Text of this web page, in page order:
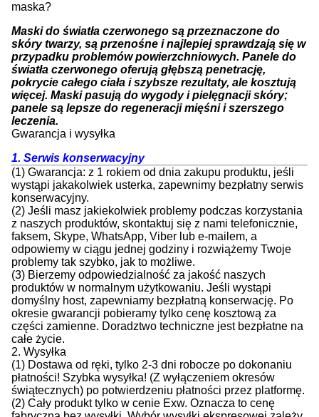
maska?
Maski do światła czerwonego są przeznaczone do
skóry twarzy, są przenośne i najlepiej sprawdzają się w
przypadku problemów powierzchniowych. Panele do
światła czerwonego oferują głębszą penetrację,
pokrycie całego ciała i szybsze rezultaty, ale kosztują
więcej. Maski pasują do wygody i pielęgnacji skóry;
panele są lepsze do regeneracji mięśni i szerszego
leczenia.
Gwarancja i wysyłka
1. Serwis konserwacyjny
(1) Gwarancja: z 1 rokiem od dnia zakupu produktu, jeśli
wystąpi jakakolwiek usterka, zapewnimy bezpłatny serwis
konserwacyjny.
(2) Jeśli masz jakiekolwiek problemy podczas korzystania
z naszych produktów, skontaktuj się z nami telefonicznie,
faksem, Skype, WhatsApp, Viber lub e-mailem, a
odpowiemy w ciągu jednej godziny i rozwiążemy Twoje
problemy tak szybko, jak to możliwe.
(3) Bierzemy odpowiedzialność za jakość naszych
produktów w normalnym użytkowaniu. Jeśli wystąpi
domyślny host, zapewniamy bezpłatną konserwację. Po
okresie gwarancji pobieramy tylko cenę kosztową za
części zamienne. Doradztwo techniczne jest bezpłatne na
całe życie.
2. Wysyłka
(1) Dostawa od ręki, tylko 2-3 dni robocze po dokonaniu
płatności! Szybka wysyłka! (Z wyłączeniem okresów
świątecznych) po potwierdzeniu płatności przez platformę.
(2) Cały produkt tylko w cenie Exw. Oznacza to cenę